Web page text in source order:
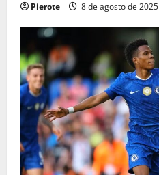
Pierote 8 de agosto de 2025